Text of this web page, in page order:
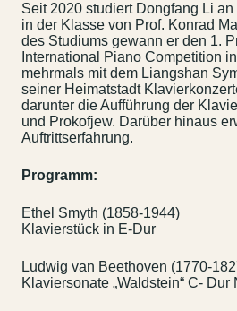
Seit 2020 studiert Dongfang Li
in der Klasse von Prof. Konrad
des Studiums gewann er den 1.
International Piano Competition
mehrmals mit dem Liangshan
seiner Heimatstadt
darunter die Aufführung der
und Prokofjew. Darüber hinaus
Auftrittserfahrung.
Programm:
Ethel Smyth (1858-1944)
Klavierstück in E-Dur
Ludwig van Beethoven (1770-
Klaviersonate „Waldstein“ C- Dur